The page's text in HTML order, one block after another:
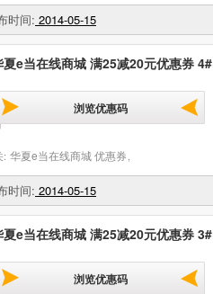
时间: 2014-05-15
夏e当在线商城 满25减20元优惠券 4#
浏览优惠码
: 华夏e当在线商城 优惠券
时间: 2014-05-15
夏e当在线商城 满25减20元优惠券 3#
浏览优惠码